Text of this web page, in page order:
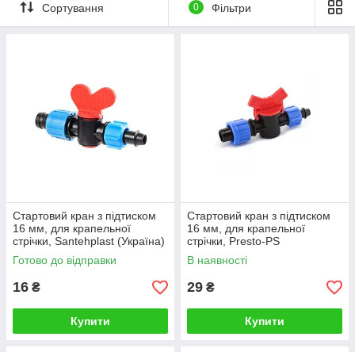
Сортування 0 Фільтри
Стартовий кран з підтиском
16 мм, для крапельної
стрічки, Santehplast (Україна)
Готово до відправки
16 ₴
Купити
Стартовий кран з підтиском
16 мм, для крапельної
стрічки, Presto-PS
(Туреччина)
В наявності
29 ₴
Купити